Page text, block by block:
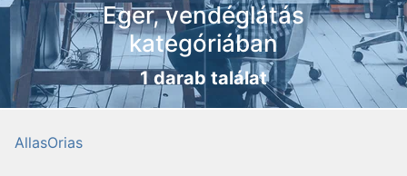
Eger, vendéglátás
kategóriában
1 darab találat
AllasOrias